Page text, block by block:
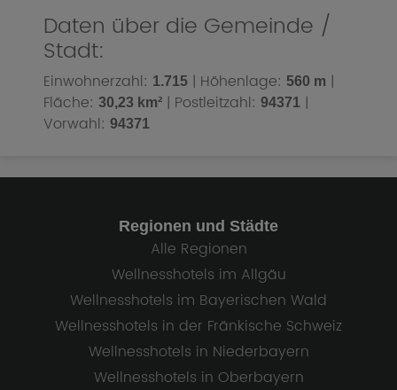
Daten über die Gemeinde /
Stadt:
Einwohnerzahl: 1.715 | Höhenlage: 560 m |
Fläche: 30,23 km² | Postleitzahl: 94371 |
Vorwahl: 94371
Regionen und Städte
Alle Regionen
Wellnesshotels im Allgäu
Wellnesshotels im Bayerischen Wald
Wellnesshotels in der Fränkische Schweiz
Wellnesshotels in Niederbayern
Wellnesshotels in Oberbayern